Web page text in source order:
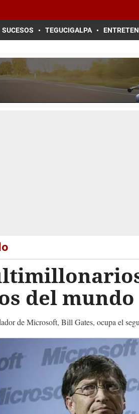
SUCESOS TEGUCIGALPA
del mundo
de Microsoft, Bill Gates, ocupa el